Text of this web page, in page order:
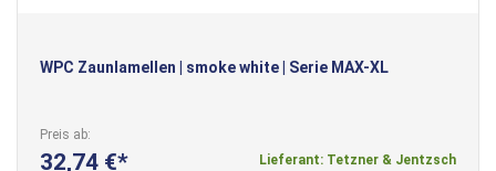
WPC Zaunlamellen | smoke white | Serie MAX-XL
Preis ab
32,74 €
Lieferant: Tetzner & Jentzsch